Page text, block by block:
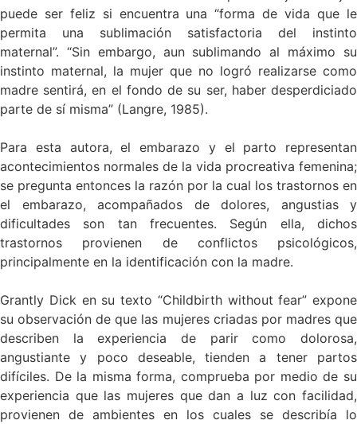
puede ser feliz si encuentra una “forma de vida que le
permita una sublimación satisfactoria del instinto
maternal”. “Sin embargo, aun sublimando al máximo su
instinto maternal, la mujer que no logró realizarse como
madre sentirá, en el fondo de su ser, haber desperdiciado
parte de sí misma” (Langre, 1985).
Para esta autora, el embarazo y el parto representan
acontecimientos normales de la vida procreativa femenina;
se pregunta entonces la razón por la cual los trastornos en
el embarazo, acompañados de dolores, angustias y
dificultades son tan frecuentes. Según ella, dichos
trastornos provienen de conflictos psicológicos,
principalmente en la identificación con la madre.
Grantly Dick en su texto “Childbirth without fear” expone
su observación de que las mujeres criadas por madres que
describen la experiencia de parir como dolorosa,
angustiante y poco deseable, tienden a tener partos
difíciles. De la misma forma, comprueba por medio de su
experiencia que las mujeres que dan a luz con facilidad,
provienen de ambientes en los cuales se describía lo